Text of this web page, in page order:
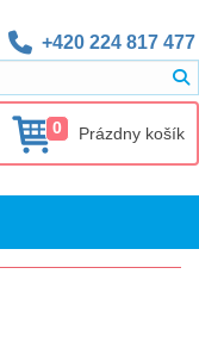
+420 224 817 477
0 Prázdny košík